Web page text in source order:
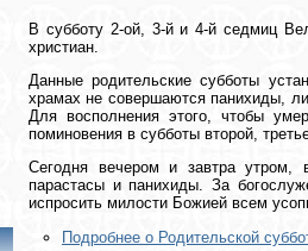
В субботу 2-ой, 3-й и 4-й седмиц
христиан.
Данные родительские субботы
храмах не совершаются панихиды,
Для восполнения этого, чтобы
поминовения в субботы второй,
Сегодня вечером и завтра утром,
парастасы и панихиды. За
испросить милости Божией всем
Подробнее о Родительской